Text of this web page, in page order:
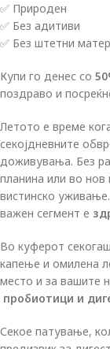
✅ Природен
✅ Без адитиви
✅ Без штетни
Купи го денес со
поздраво и
Летото е време
секојдневните
доживувања. Без
планина или во нов
вистинско
важен сегмент е
Во куферот
капење и омилена
место и за вашите
пробиотици и
Секое патување,